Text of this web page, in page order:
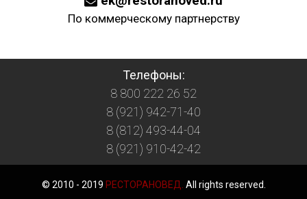
По коммерческому партнерству
Телефоны:
8 800 222 26 52
8 (921) 942-71-40
8 (812) 493-44-04
8 (921) 910-42-42
© 2010 - 2019 РЕСТОРАНОВЕД. All rights reserved.